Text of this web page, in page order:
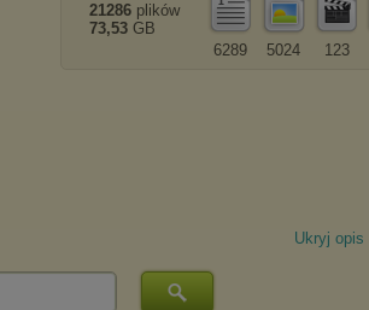
123
5024
6289
21286 plików
73,53 GB
Ukryj opis